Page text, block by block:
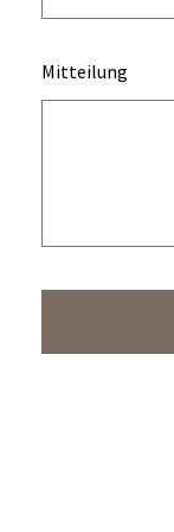
Mitteilung